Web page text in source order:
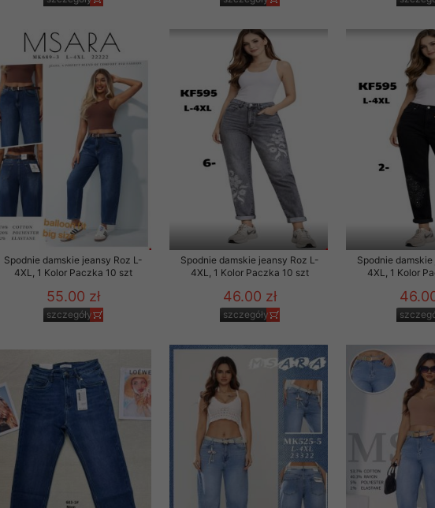
Spodnie damskie jeansy Roz L-
4XL, 1 Kolor Paczka 10 szt
55.00 zł
szczegóły
Spodnie damskie jeansy Roz L-
4XL, 1 Kolor Paczka 10 szt
46.00 zł
szczegóły
Spodnie
4XL, 1 Kolor